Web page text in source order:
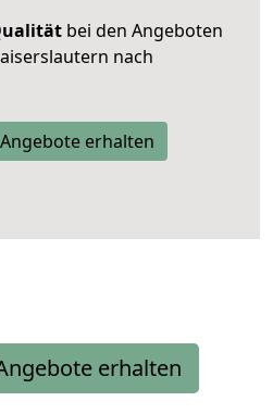
bei den Angeboten
nach
erhalten
erhalten